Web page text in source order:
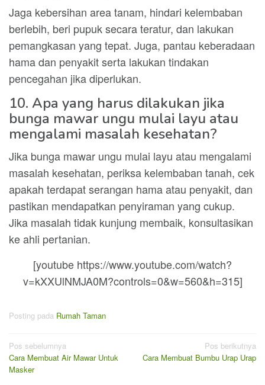
Jaga kebersihan area tanam, hindari kelembaban
berlebih, beri pupuk secara teratur, dan lakukan
pemangkasan yang tepat. Juga, pantau keberadaan
hama dan penyakit serta lakukan tindakan
pencegahan jika diperlukan.
10. Apa yang harus dilakukan jika
bunga mawar ungu mulai layu atau
mengalami masalah kesehatan?
Jika bunga mawar ungu mulai layu atau mengalami
masalah kesehatan, periksa kelembaban tanah, cek
apakah terdapat serangan hama atau penyakit, dan
pastikan mendapatkan penyiraman yang cukup.
Jika masalah tidak kunjung membaik, konsultasikan
ke ahli pertanian.
[youtube https://www.youtube.com/watch?
v=kXXUlNMJA0M?controls=0&w=560&h=315]
Posting pada Rumah Taman
Navigasi
pos
Pos sebelumnya
Cara Membuat Air Mawar Untuk
Masker
Pos berikutnya
Cara Membuat Bumbu Urap Urap